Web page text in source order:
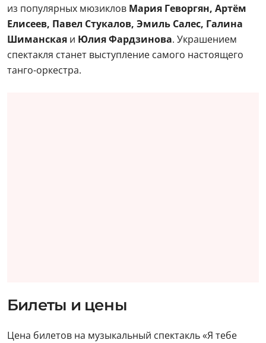
из популярных мюзиклов Мария Геворгян, Артём
Елисеев, Павел Стукалов, Эмиль Салес, Галина
Шиманская и Юлия Фардзинова. Украшением
спектакля станет выступление самого настоящего
танго-оркестра.
Билеты и цены
Цена билетов на музыкальный спектакль «Я тебе